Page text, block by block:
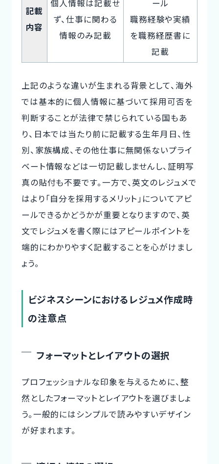
記載
内容
個人情報は記載せ
ず、仕事に関わる
情報のみ記載
ール
職務経験や実績
を職務経歴書に
記載
上記のような違いが生まれる背景として、海外
では基本的に個人情報に基づいて採用可否を
判断することが法律で禁じられている国もあ
り、日本では当たり前に記載する生年月日、性
別、家族構成、その他仕事に無関係ないプライ
ベート情報などは一切記載しませんし、証明写
真の貼付も不要です。一方で、英文のレジュメで
はより「自分を採用するメリット」についてアピ
ールできるかどうかが重要となりますので、英
文でレジュメを書く際にはアピールポイントを
端的にわかりやすく記載することを心がけまし
ょう。
ビジネスシーンにおけるレジュメ作成時
の注意点
フォーマットとレイアウトの選択
プロフェッショナルな印象を与えるために、整
然としたフォーマットとレイアウトを選びましょ
う。一般的にはシンプルで読みやすいデザイン
が好まれます。